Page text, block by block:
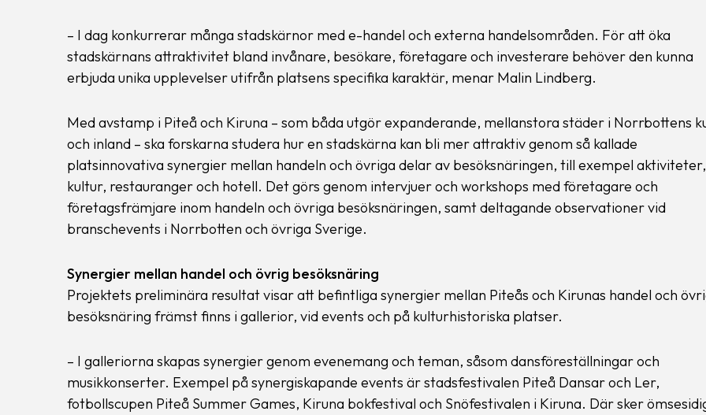
– I dag konkurrerar många stadskärnor med e-handel och externa handelsområden. För att öka
stadskärnans attraktivitet bland invånare, besökare, företagare och investerare behöver den kunna
erbjuda unika upplevelser utifrån platsens specifika karaktär, menar Malin Lindberg.
Med avstamp i Piteå och Kiruna – som båda utgör expanderande, mellanstora städer i Norrbottens
och inland – ska forskarna studera hur en stadskärna kan bli mer attraktiv genom så kallade
platsinnovativa synergier mellan handeln och övriga delar av besöksnäringen, till exempel aktiviteter,
kultur, restauranger och hotell. Det görs genom intervjuer och workshops med företagare och
företagsfrämjare inom handeln och övriga besöksnäringen, samt deltagande observationer vid
branschevents i Norrbotten och övriga Sverige.
Synergier mellan handel och övrig besöksnäring
Projektets preliminära resultat visar att befintliga synergier mellan Piteås och Kirunas handel och
besöksnäring främst finns i gallerior, vid events och på kulturhistoriska platser.
– I galleriorna skapas synergier genom evenemang och teman, såsom dansföreställningar och
musikkonserter. Exempel på synergiskapande events är stadsfestivalen Piteå Dansar och Ler,
fotbollscupen Piteå Summer Games, Kiruna bokfestival och Snöfestivalen i Kiruna. Där sker